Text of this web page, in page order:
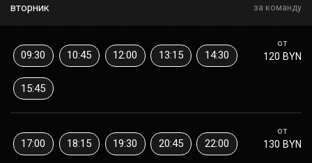
вторник
за команду
от
120 BYN
09:30 10:45 12:00 13:15 14:30
15:45
от
130 BYN
17:00 18:15 19:30 20:45 22:00